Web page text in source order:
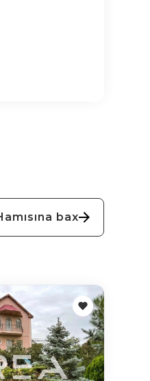
bax